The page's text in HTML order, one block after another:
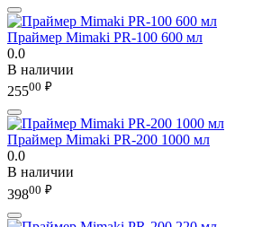
Праймер Mimaki PR-100 600 мл
0.0
В наличии
25500 ₽
Праймер Mimaki PR-200 1000 мл
0.0
В наличии
39800 ₽